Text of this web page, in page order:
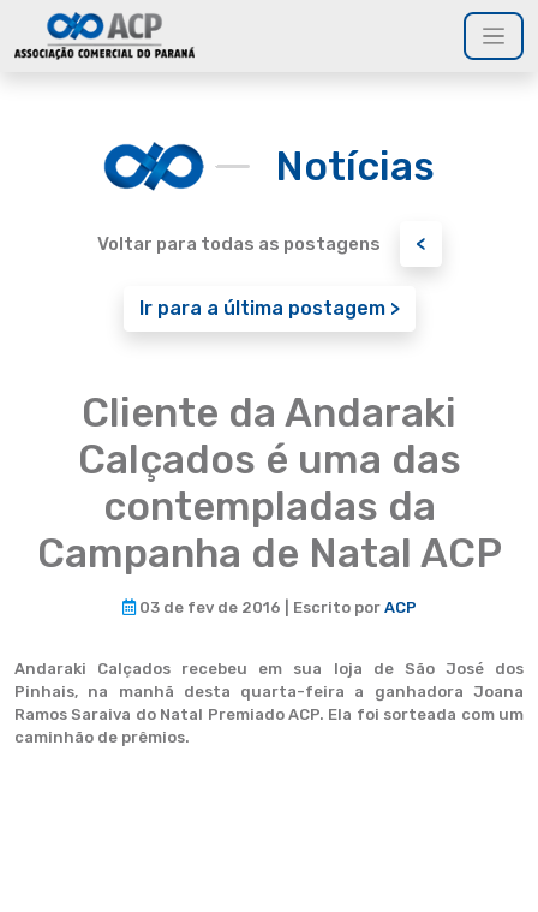
Notícias
Voltar para todas as postagens <
Ir para a última postagem >
Cliente da Andaraki
Calçados é uma das
contempladas da
Campanha de Natal ACP
03 de fev de 2016 | Escrito por ACP
Andaraki Calçados recebeu em sua loja de São José dos
Pinhais, na manhã desta quarta-feira a ganhadora Joana
Ramos Saraiva do Natal Premiado ACP. Ela foi sorteada com um
caminhão de prêmios.